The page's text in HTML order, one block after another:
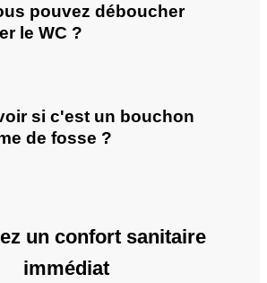
pouvez déboucher
le WC ?
si c'est un bouchon
de fosse ?
un confort sanitaire
immédiat